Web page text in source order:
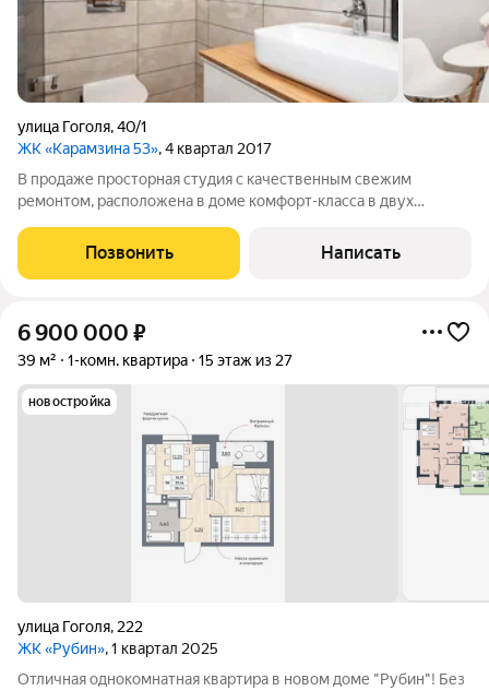
улица Гоголя,40/1
ЖК «Карамзина 53», 4 квартал 2017
В продаже просторная студия с качественным свежим
ремонтом, расположена в доме комфорт-класса в двух
отличается развитой инфраструктурой: в шаговой
доступности находятся супермаркеты, фитнес-центр,
Позвонить Написать
6 900 000 ₽
39 м² 1-комн. квартира 15 этаж из 27
новостройка
улица Гоголя, 222
ЖК «Рубин», 1 квартал 2025
Отличная однокомнатная квартира в новом доме "Рубин"! Без